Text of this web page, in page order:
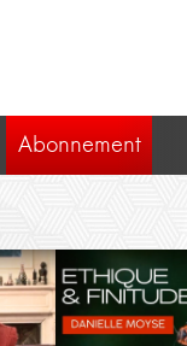
Abonnement